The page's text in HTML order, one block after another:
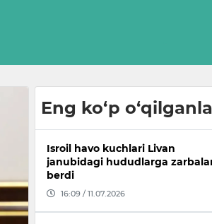
Eng ko‘p
Isroil havo kuchlari Livan
janubidagi hududlarga
berdi
16:09 / 11.07.2026